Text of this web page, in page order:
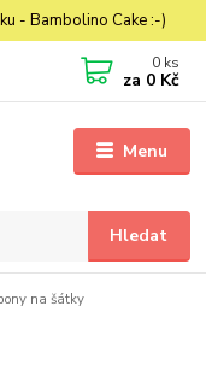
- Bambolino Cake :-)
Menu
Hledat
0 ks
za 0 Kč
na šátky